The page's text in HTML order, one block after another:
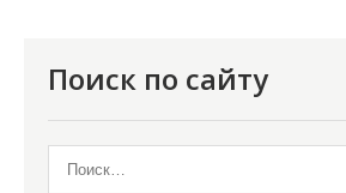
Поиск по сайту